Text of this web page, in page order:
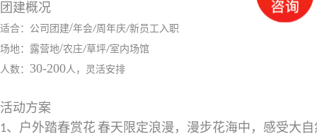
团建概况
适合：公司团建/年会/周年庆/新员工入职
场地：露营地/农庄/草坪/室内场馆
人数： 30-200人，灵活安排
活动方案
1、 户外踏春赏花 春天限定浪漫，漫步花海中，感受大